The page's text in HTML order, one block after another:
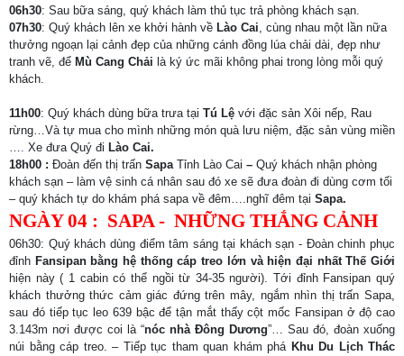
06h30: Sau bữa sáng, quý khách làm thủ tục trả phòng khách sạn.
07h30: Quý khách lên xe khởi hành về Lào Cai, cùng nhau một lần nữa
thưởng ngoạn lại cảnh đẹp của những cánh đồng lúa chải dài, đẹp như
tranh vẽ, để Mù Cang Chải là ký ức mãi không phai trong lòng mỗi quý
khách.
11h00: Quý khách dùng bữa trưa tại Tú Lệ với đặc sản Xôi nếp, Rau
rừng…Và tự mua cho mình những món quà lưu niệm, đặc sản vùng miền
…. Xe đưa Quý đi Lào Cai.
18h00 : Đoàn đến thị trấn Sapa Tỉnh Lào Cai – Quý khách nhận phòng
khách sạn – làm vệ sinh cá nhân sau đó xe sẽ đưa đoàn đi dùng cơm tối
– quý khách tự do khám phá sapa về đêm….nghĩ đêm tại Sapa.
NGÀY 04 : SAPA - NHỮNG THẮNG CẢNH
06h30: Quý khách dùng điểm tâm sáng tại khách sạn - Đoàn chinh phục
đỉnh Fansipan bằng hệ thống cáp treo lớn và hiện đại nhất Thế Giới
hiện này ( 1 cabin có thể ngồi từ 34-35 người). Tới đỉnh Fansipan quý
khách thưởng thức cảm giác đứng trên mây, ngắm nhìn thị trấn Sapa,
sau đó tiếp tục leo 639 bậc để tận mắt thấy cột mốc Fansipan ở độ cao
3.143m nơi được coi là “nóc nhà Đông Dương”… Sau đó, đoàn xuống
núi bằng cáp treo. – Tiếp tục tham quan khám phá Khu Du Lịch Thác